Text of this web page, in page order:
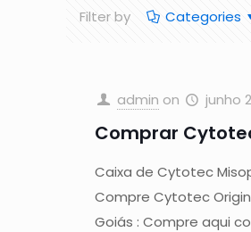
Filter by Categories
admin on junho
Comprar
Caixa de Cytotec
Compre Cytotec
Goiás : Compre aqui